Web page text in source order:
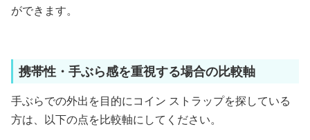
ができます。
携帯性・手ぶら感を重視する場合の比較軸
手ぶらでの外出を目的にコイン ストラップを探している
方は、以下の点を比較軸にしてください。